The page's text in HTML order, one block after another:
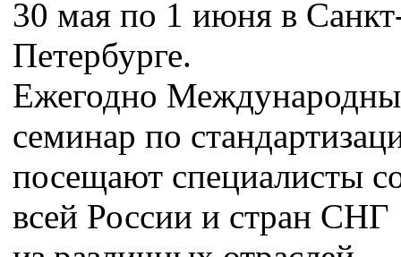
30 мая по 1 июня в
Петербурге.
Ежегодно
семинар по
посещают специалисты
всей России и стран СНГ